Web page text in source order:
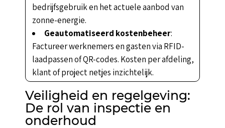
bedrijfsgebruik en het actuele aanbod van
zonne-energie.
Geautomatiseerd kostenbeheer:
Factureer werknemers en gasten via RFID-
laadpassen of QR-codes. Kosten per afdeling,
klant of project netjes inzichtelijk.
Veiligheid en regelgeving:
De rol van inspectie en
onderhoud